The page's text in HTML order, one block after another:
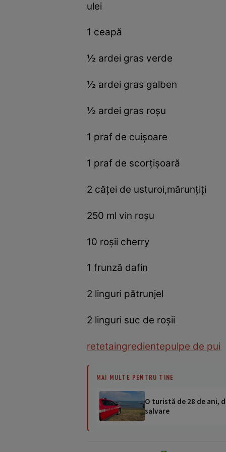
ulei
1 ceapă
½ ardei gras verde
½ ardei gras galben
½ ardei gras roşu
1 praf de cuişoare
1 praf de scorţişoară
2 căţei de usturoi,mărunţiţi
250 ml vin roşu
10 roşii cherry
1 frunză dafin
2 linguri pătrunjel
2 linguri suc de roşii
retetaingredientepulpe de pui
MAI MULTE PENTRU TINE
O turistă de 28 de ani,
salvare